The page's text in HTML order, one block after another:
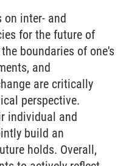
on inter- and
for the future of
boundaries of one's
and
are critically
perspective.
individual and
build an
holds. Overall,